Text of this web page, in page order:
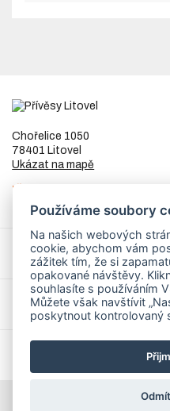
Chořelice 1050
78401 Litovel
Ukázat na mapě
IČ
DIČCZ8253255307
Přívěsy a náhradní díly
Servis
Mohlo by Vás zajímat
© 2026
Používáme soubory
Na našich webových
cookie, abychom vám
zážitek tím, že si
opakované návštěvy.
souhlasíte s používáním
Můžete však navštívit
poskytnout kontrolovaný